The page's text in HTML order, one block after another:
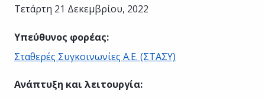
Τετάρτη 21 Δεκεμβρίου, 2022
Υπεύθυνος φορέας:
Σταθερές Συγκοινωνίες Α.Ε. (ΣΤΑΣΥ)
Ανάπτυξη και λειτουργία: